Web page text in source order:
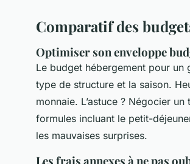
Comparatif des
Optimiser son enveloppe
Le budget hébergement pour
type de structure et la saison.
monnaie. L’astuce ? Négocier
formules incluant le petit-
les mauvaises surprises.
Les frais annexes à ne pas